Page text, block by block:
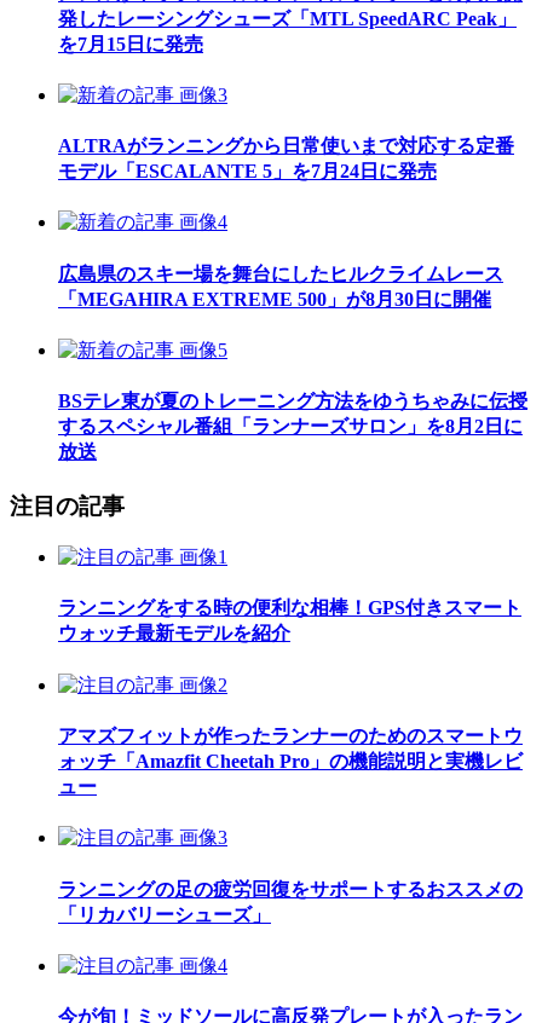
発したレーシングシューズ「MTL SpeedARC Peak」
を7月15日に発売
ALTRAがランニングから日常使いまで対応する定番
モデル「ESCALANTE 5」を7月24日に発売
広島県のスキー場を舞台にしたヒルクライムレース
「MEGAHIRA EXTREME 500」が8月30日に開催
BSテレ東が夏のトレーニング方法をゆうちゃみに伝授
するスペシャル番組「ランナーズサロン」を8月2日に
放送
注目の記事
ランニングをする時の便利な相棒！GPS付きスマート
ウォッチ最新モデルを紹介
アマズフィットが作ったランナーのためのスマートウ
ォッチ「Amazfit Cheetah Pro」の機能説明と実機レビ
ュー
ランニングの足の疲労回復をサポートするおススメの
「リカバリーシューズ」
今が旬！ミッドソールに高反発プレートが入ったラン